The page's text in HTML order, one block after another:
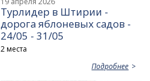
Турлидер в Штирии -
дорога яблоневых садов -
24/05 - 31/05
2 места
Подробнее